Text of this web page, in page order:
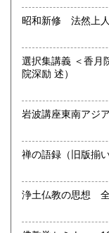
沿線名：京都市営
最寄駅：地下鉄「
営業時間：10:00
定休日：木曜日
書籍の買取につい
取り扱い分野
選択集講義 ＜香月院
院深励 述）